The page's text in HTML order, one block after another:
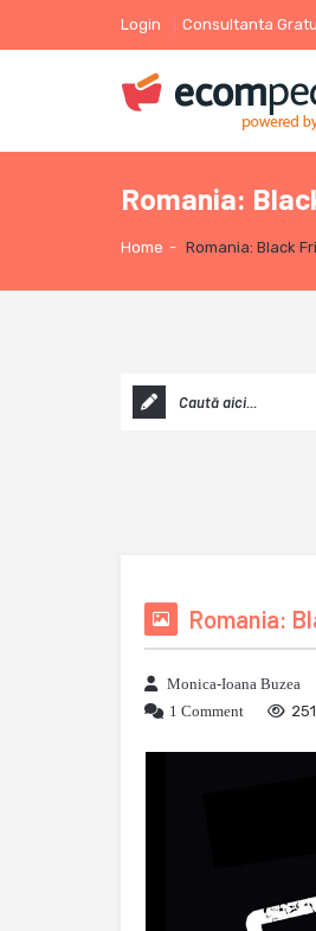
Login Consultanta
Romania:
Home - Romania: Black
Romania:
Monica-Ioana Buzea
1 Comment